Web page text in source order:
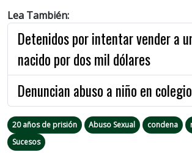
Lea También:
Detenidos por intentar vender a
nacido por dos mil dólares
Denuncian abuso a niño en
20 años de prisión Abuso Sexual condena
Sucesos